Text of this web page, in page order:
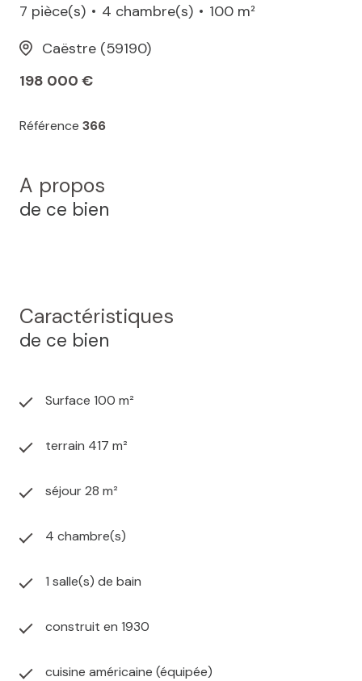
7 pièce(s)
4 chambre(s)
100 m²
Caëstre (59190)
198 000 €
Référence 366
A propos
de ce bien
Caractéristiques
de ce bien
Surface 100 m²
terrain 417 m²
séjour 28 m²
4 chambre(s)
1 salle(s) de bain
construit en 1930
cuisine américaine (équipée)